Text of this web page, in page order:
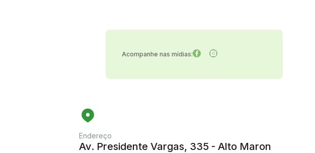
Acompanhe nas mídias:
Endereço
Av. Presidente Vargas, 335 - Alto Maron